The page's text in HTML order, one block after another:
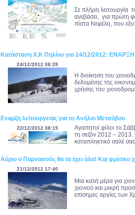
Σε πλήρη λειτουργία
ανεβάσει, για πρώτη
πίστα Νεφέλη, που
Κατάσταση Χ.Κ Πηλίου για 24/12/2012:
24/12/2012 08:28
Η διοίκηση του
δεδομένης της
χρήσης του
Εναρξη λείτουργειας για το Ανήλιο Μετσόβου
22/12/2012 08:15
Αγαπητοί φίλοι το
τη σεζόν 2012 – 2013.
καταπληκτικό σαλέ
Αύριο ο Παρνασσός θα τα έχει όλα! Και φρέσκο
21/12/2012 17:40
Μια καλή μέρα για
χιονιού και μικρή
επίσημες αργίες των